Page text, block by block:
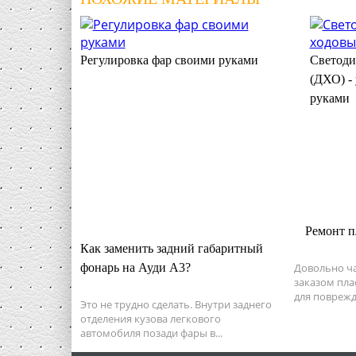
Регулировка фар своими руками
(ДХО) -
руками
Как заменить задний габаритный
фонарь на Ауди А3?
Это не трудно сделать. Внутри заднего
отделения кузова легкового
автомобиля позади фары в...
Ремонт
Довольно
заказом
для